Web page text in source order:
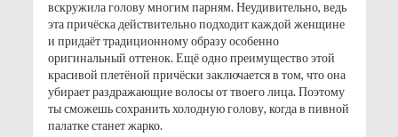
вскружила голову многим парням. Неудивительно, ведь
эта причёска действительно подходит каждой женщине
и придаёт традиционному образу особенно
оригинальный оттенок. Ещё одно преимущество этой
красивой плетёной причёски заключается в том, что она
убирает раздражающие волосы от твоего лица. Поэтому
ты сможешь сохранить холодную голову, когда в пивной
палатке станет жарко.